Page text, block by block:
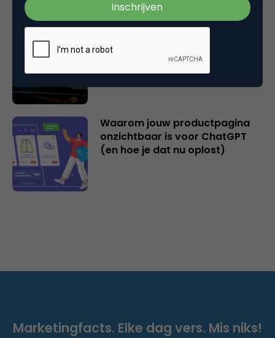
maar vergeten hun
datafundament
Waarom jouw productpagina
onzichtbaar is voor ChatGPT
(en hoe je dat nu oplost)
Marketingfacts. Elke dag vers. Mis niks!